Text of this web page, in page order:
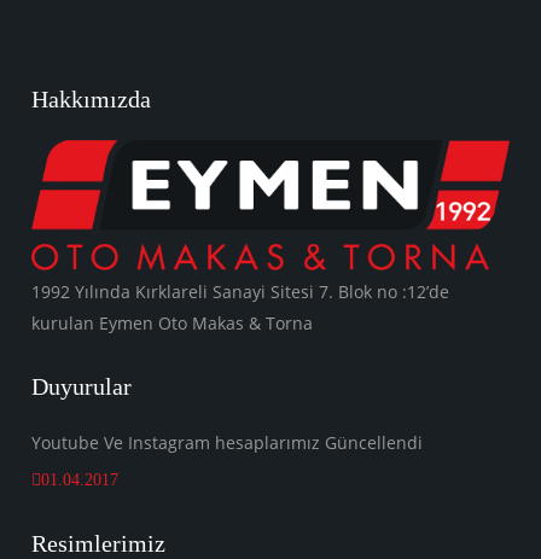
Hakkımızda
1992 Yılında Kırklareli Sanayi Sitesi 7. Blok no :12’de
kurulan Eymen Oto Makas & Torna
Duyurular
Youtube Ve Instagram hesaplarımız Güncellendi
01.04.2017
Resimlerimiz